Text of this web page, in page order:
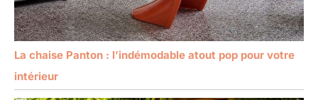
La chaise Panton : l’indémodable atout pop pour votre
intérieur